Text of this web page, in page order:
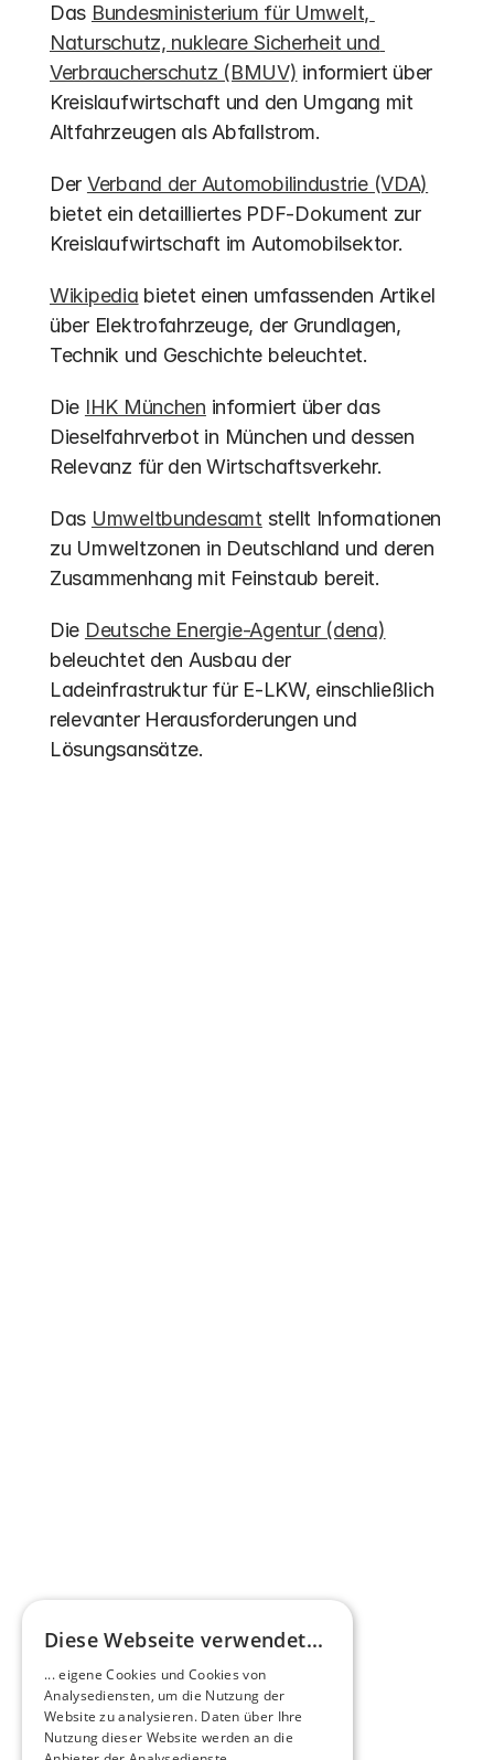
Das Bundesministerium für Umwelt,
Naturschutz, nukleare Sicherheit und
Verbraucherschutz (BMUV) informiert über
Kreislaufwirtschaft und den Umgang mit
Altfahrzeugen als Abfallstrom.
Der Verband der Automobilindustrie (VDA)
bietet ein detailliertes PDF-Dokument zur
Kreislaufwirtschaft im Automobilsektor.
Wikipedia bietet einen umfassenden Artikel
über Elektrofahrzeuge, der Grundlagen,
Technik und Geschichte beleuchtet.
Die IHK München informiert über das
Dieselfahrverbot in München und dessen
Relevanz für den Wirtschaftsverkehr.
Das Umweltbundesamt stellt Informationen
zu Umweltzonen in Deutschland und deren
Zusammenhang mit Feinstaub bereit.
Die Deutsche Energie-Agentur (dena)
beleuchtet den Ausbau der
Ladeinfrastruktur für E-LKW, einschließlich
relevanter Herausforderungen und
Lösungsansätze.
HEERO
Mehr erfahren
Diese Webseite verwendet...
... eigene Cookies und Cookies von
Analysediensten, um die Nutzung der
Website zu analysieren. Daten über Ihre
Nutzung dieser Website werden an die